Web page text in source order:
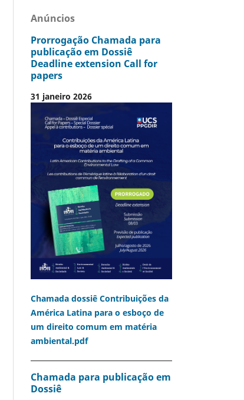
Anúncios
Prorrogação Chamada para
publicação em Dossiê
Deadline extension Call for
papers
31 janeiro 2026
Chamada dossiê Contribuições da
América Latina para o esboço de
um direito comum em matéria
ambiental.pdf
Chamada para publicação em
Dossiê